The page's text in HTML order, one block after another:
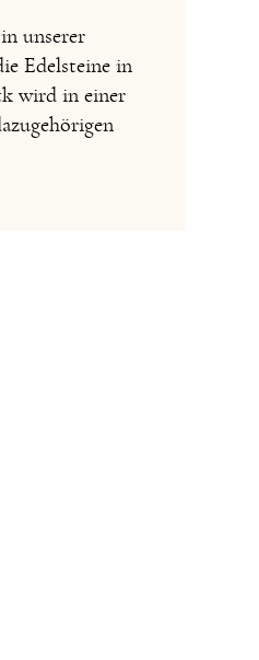
unserer
Edelsteine in
wird in einer